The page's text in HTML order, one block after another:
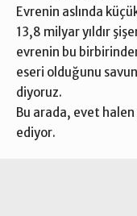
Evrenin aslında
13,8 milyar yıldır
evrenin bu
eseri olduğunu
diyoruz.
Bu arada, evet
ediyor.